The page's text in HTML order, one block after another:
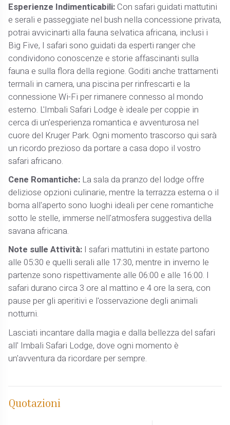
Esperienze Indimenticabili:Con safari guidati mattutini
e serali e passeggiate nel bush nella concessione privata,
potrai avvicinarti alla fauna selvatica africana, inclusi i
Big Five, I safari sono guidati da esperti ranger che
condividono conoscenze e storie affascinanti sulla
fauna e sulla flora della regione. Goditi anche trattamenti
termali in camera, una piscina per rinfrescarti e la
connessione Wi-Fi per rimanere connesso al mondo
esterno. L'Imbali Safari Lodge è ideale per coppie in
cerca di un'esperienza romantica e avventurosa nel
cuore del Kruger Park. Ogni momento trascorso qui sarà
un ricordo prezioso da portare a casa dopo il vostro
safari africano.
Cene Romantiche: La sala da pranzo del lodge offre
deliziose opzioni culinarie, mentre la terrazza esterna o il
boma all'aperto sono luoghi ideali per cene romantiche
sotto le stelle, immerse nell'atmosfera suggestiva della
savana africana.
Note sulle Attività: I safari mattutini in estate partono
alle 05:30 e quelli serali alle 17:30, mentre in inverno le
partenze sono rispettivamente alle 06:00 e alle 16:00. I
safari durano circa 3 ore al mattino e 4 ore la sera, con
pause per gli aperitivi e l'osservazione degli animali
notturni.
Lasciati incantare dalla magia e dalla bellezza del safari
all' Imbali Safari Lodge, dove ogni momento è
un'avventura da ricordare per sempre.
Quotazioni